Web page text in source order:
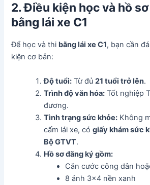
2. Điều kiện học và hồ
bằng lái xe C1
Để học và thi bằng lái xe C1, bạn cần
kiện cơ bản:
Độ tuổi: Từ đủ21 tuổi trở lên.
Trình độ văn hóa: Tốt nghiệp
đương.
Tình trạng sức khỏe: Không
cấm lái xe, cógiấy khám sức
Bộ GTVT.
Hồ sơ đăng ký gồm:
Căn cước công dân
8 ảnh 3×4 nền xanh